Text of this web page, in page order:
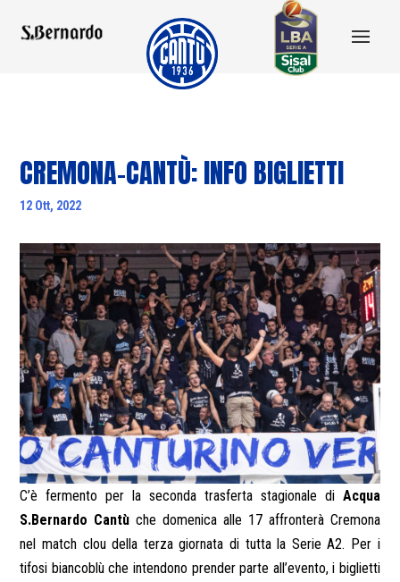
CREMONA-CANTÙ: INFO BIGLIETTI
12 Ott, 2022
C’è fermento per la seconda trasferta stagionale di Acqua
S.Bernardo Cantùche domenica alle 17 affronterà Cremona
nel match clou della terza giornata di tutta la Serie A2. Per i
tifosi biancoblù che intendono prender parte all’evento, i biglietti